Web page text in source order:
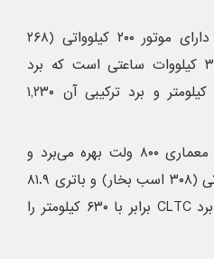
نسخه برد بلند (EREV): دارای موتور ۲۰۰ کیلوواتی (۲۶۸
اسب بخار) و باتری ۳۸.۹ کیلووات ساعتی است که برد
تمام‌برقی CLTC آن ۲۸۰ کیلومتر و برد ترکیبی آن ۱,۲۳۰
نسخه تمام‌برقی (EV): از معماری ۸۰۰ ولت بهره می‌برد و
مجهز به موتور ۲۳۰ کیلوواتی (۳۰۸ اسب بخار) و باتری ۸۱.۹
کیلووات ساعتی است که برد CLTC برابر با ۶۳۰ کیلومتر را